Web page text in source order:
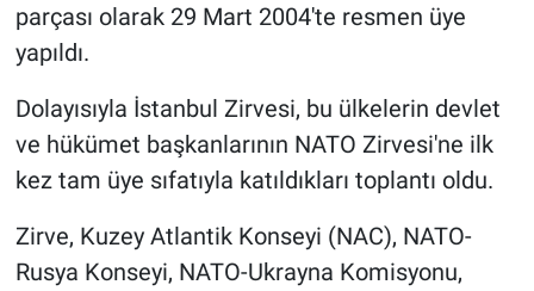
parçası olarak 29 Mart 2004'te resmen üye
yapıldı.
Dolayısıyla İstanbul Zirvesi, bu ülkelerin devlet
ve hükümet başkanlarının NATO Zirvesi'ne ilk
kez tam üye sıfatıyla katıldıkları toplantı oldu.
Zirve, Kuzey Atlantik Konseyi (NAC), NATO-
Rusya Konseyi, NATO-Ukrayna Komisyonu,